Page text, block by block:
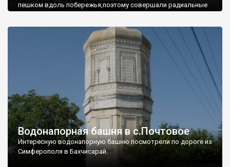
пешком вдоль побережья,поэтому совершали радиальные
Водонапорная башня в с.Почтовое
Интересную водонапорную башню посмотрели по дороге из
Симферополя в Бахчисарай.